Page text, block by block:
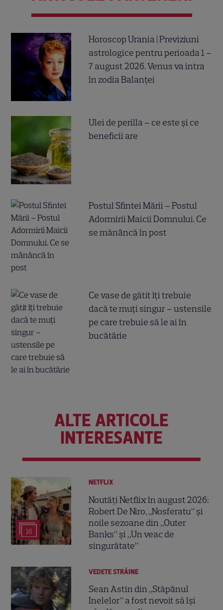
Horoscop Urania | Previziuni
astrologice pentru perioada 1 –
7 august 2026. Venus va intra
în zodia Balanței
Ulei de perilla – ce este și ce
beneficii are
Postul Sfintei Mării – Postul
Adormirii Maicii Domnului. Ce
se mănâncă în post
Ce vase de gătit îți trebuie
dacă te muți singur – ustensile
pe care trebuie să le ai în
bucătărie
ALTE ARTICOLE
INTERESANTE
16
NETFLIX
Noutăți Netflix în august 2026:
Robert De Niro, „Nosferatu” și
noile sezoane din „Outer
Banks” și „Un veac de
singurătate”
VEDETE STRĂINE
Sean Astin din „Stăpânul
Inelelor” a fost nevoit să își